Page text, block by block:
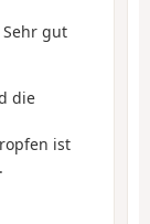
gut
die
ist